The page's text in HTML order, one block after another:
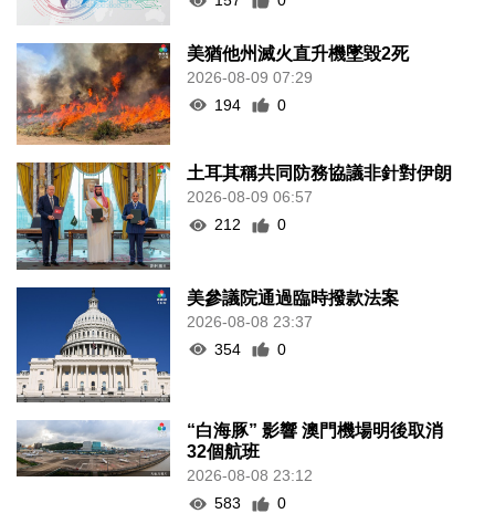
美猶他州滅火直升機墜毀2死
2026-08-09 07:29
194
0
土耳其稱共同防務協議非針對伊朗
2026-08-09 06:57
212
0
美參議院通過臨時撥款法案
2026-08-08 23:37
354
0
“白海豚” 影響 澳門機場明後取消
32個航班
2026-08-08 23:12
583
0